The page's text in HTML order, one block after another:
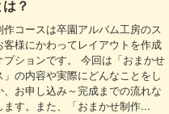
？
作コースは卒園アルバム工房のス
客様にかわってレイアウトを作成
プションです。 今回は「おまかせ
」の内容や実際にどんなことをし
、お申し込み～完成までの流れな
ます。また、「おまかせ制作...